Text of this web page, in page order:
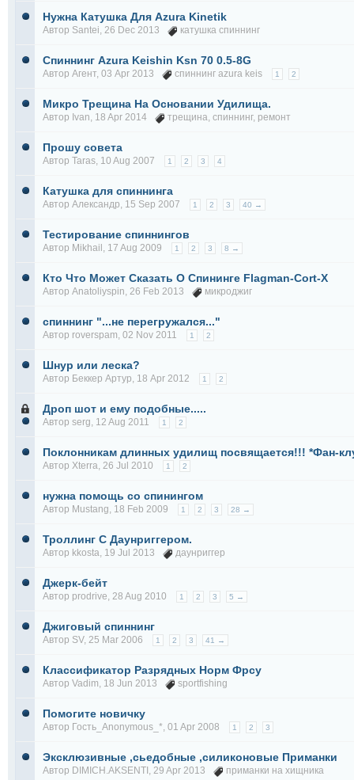
Нужна Катушка Для Azura Kinetik
Автор Santei, 26 Dec 2013 катушка спиннинг
Спиннинг Azura Keishin Ksn 70 0.5-8G
Автор Агент, 03 Apr 2013 спиннинг azura keis 1 2
Микро Трещина На Основании Удилища.
Автор Ivan, 18 Apr 2014 трещина, спиннинг, ремонт
Прошу совета
Автор Taras, 10 Aug 2007 1 2 3 4
Катушка для спиннинга
Автор Александр, 15 Sep 2007 1 2 3 40 →
Тестирование спиннингов
Автор Mikhail , 17 Aug 2009 1 2 3 8 →
Кто Что Может Сказать О Спининге Flagman-Cort-X
Автор Anatoliyspin, 26 Feb 2013 микроджиг
спиннинг "...не перегружался..."
Автор roverspam, 02 Nov 2011 1 2
Шнур или леска?
Автор Беккер Артур, 18 Apr 2012 1 2
Дроп шот и ему подобные.....
Автор serg, 12 Aug 2011 1 2
Поклонникам длинных удилищ посвящается!!! *Фан-
Автор Xterra, 26 Jul 2010 1 2
нужна помощь со спинингом
Автор Mustang, 18 Feb 2009 1 2 3 28 →
Троллинг С Даунриггером.
Автор kkosta, 19 Jul 2013 даунриггер
Джерк-бейт
Автор prodrive, 28 Aug 2010 1 2 3 5 →
Джиговый спиннинг
Автор SV, 25 Mar 2006 1 2 3 41 →
Классификатор Разрядных Норм Фрсу
Автор Vadim, 18 Jun 2013 sportfishing
Помогите новичку
Автор Гость_Anonymous_*, 01 Apr 2008 1 2 3
Эксклюзивные ,сьедобные ,силиконовые Приманки
Автор DIMICH.AKSENTI , 29 Apr 2013 приманки на хищника